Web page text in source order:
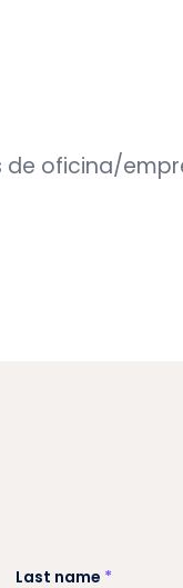
oficina/
Last name *